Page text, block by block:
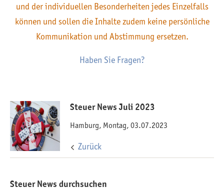
und der individuellen Besonderheiten jedes Einzelfalls
können und sollen die Inhalte zudem keine persönliche
Kommunikation und Abstimmung ersetzen.
Haben Sie Fragen?
Steuer News Juli 2023
Hamburg, Montag, 03.07.2023
Zurück
Steuer News durchsuchen